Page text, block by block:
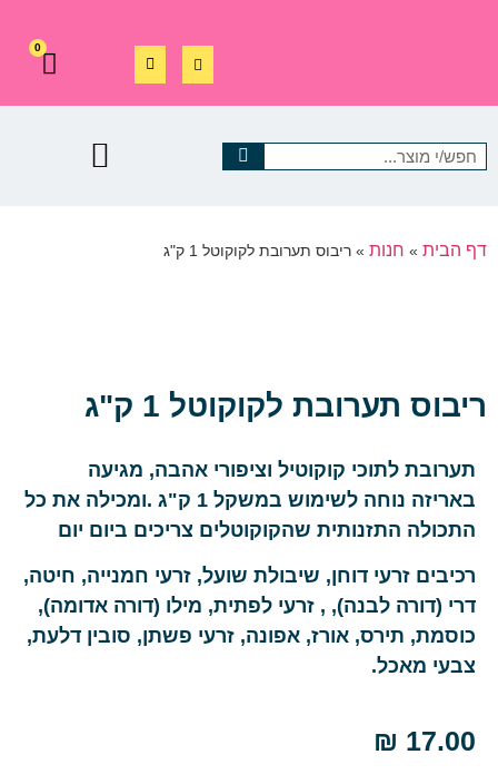
0
דף הבית » חנות » ריבוס תערובת לקוקוטל 1 ק"ג
ריבוס תערובת לקוקוטל 1 ק"ג
תערובת לתוכי קוקוטיל וציפורי אהבה, מגיעה
באריזה נוחה לשימוש במשקל 1 ק"ג .ומכילה את כל
התכולה התזנותית שהקוקוטלים צריכים ביום יום
רכיבים זרעי דוחן, שיבולת שועל, זרעי חמנייה, חיטה,
דרי (דורה לבנה), , זרעי לפתית, מילו (דורה אדומה),
כוסמת, תירס, אורז, אפונה, זרעי פשתן, סובין דלעת,
צבעי מאכל.
₪ 17.00